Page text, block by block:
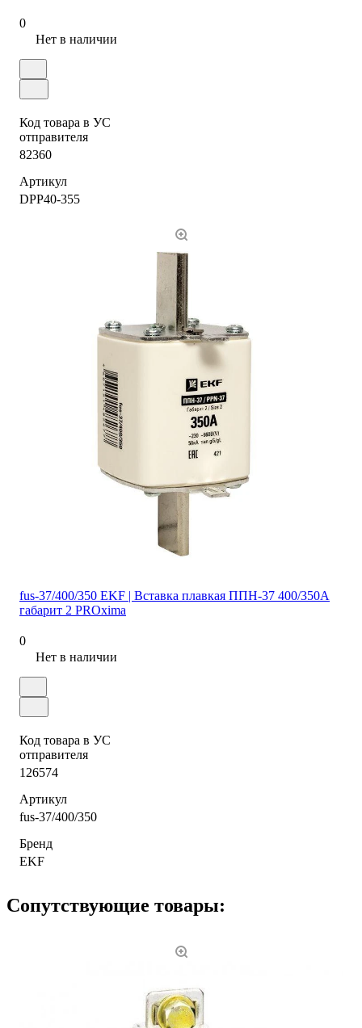
0
Нет в наличии
Код товара в УС
отправителя
82360
Артикул
DPP40-355
fus-37/400/350 EKF | Вставка плавкая ППН-37 400/350А
габарит 2 PROxima
0
Нет в наличии
Код товара в УС
отправителя
126574
Артикул
fus-37/400/350
Бренд
EKF
Сопутствующие товары: